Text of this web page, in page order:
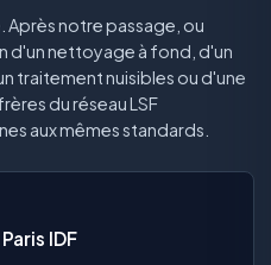
Après notre passage, ou
d'un nettoyage à fond, d'un
traitement nuisibles ou d'une
du réseau LSF
aux mêmes standards.
IDF